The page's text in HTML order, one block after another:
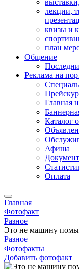
лекции,
квизы и
план
Общение
Реклама на
Главная
Каталог
Афиша
Оплата
Главная
Фотофакт
Разное
Это не машину
Разное
Фотофакты
Добавить фотофакт